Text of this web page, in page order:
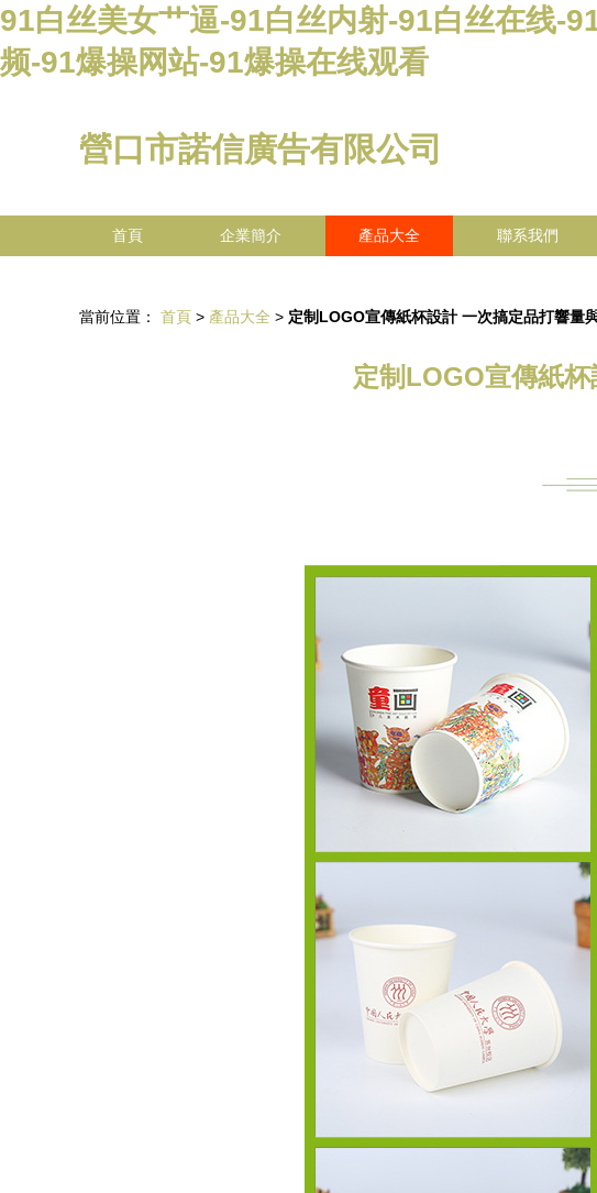
91白丝美女艹逼-91白丝内射-91白丝在线-
频-91爆操网站-91爆操在线观看
營口市諾信廣告有限公司
首頁 企業簡介 產品大全 聯系我們
當前位置： 首頁 > 產品大全 > 定制LOGO宣傳紙杯設計 一次搞定品打響量
定制LOGO宣傳紙